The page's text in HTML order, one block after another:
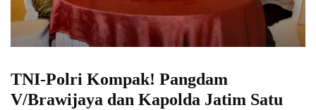
TNI-Polri Kompak! Pangdam
V/Brawijaya dan Kapolda Jatim Satu